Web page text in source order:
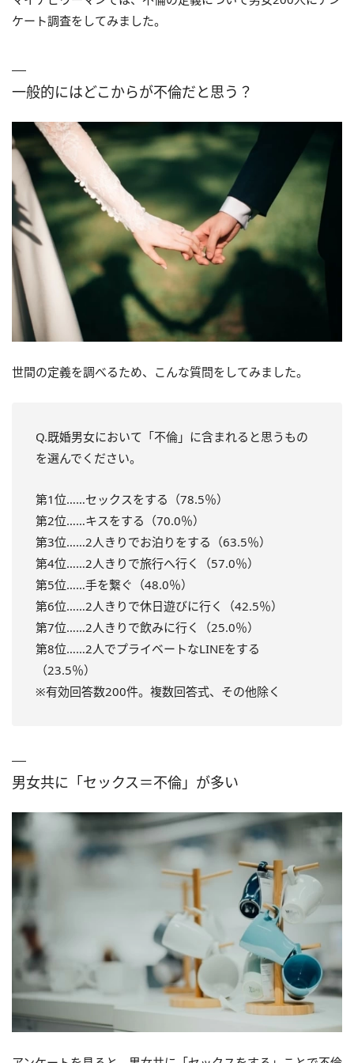
ケート調査をしてみました。
一般的にはどこからが不倫だと思う？
世間の定義を調べるため、こんな質問をしてみました。
Q.既婚男女において「不倫」に含まれると思うもの
を選んでください。
第1位……セックスをする（78.5％）
第2位……キスをする（70.0％）
第3位……2人きりでお泊りをする（63.5％）
第4位……2人きりで旅行へ行く（57.0％）
第5位……手を繋ぐ（48.0％）
第6位……2人きりで休日遊びに行く（42.5％）
第7位……2人きりで飲みに行く（25.0％）
第8位……2人でプライベートなLINEをする
（23.5％）
※有効回答数200件。複数回答式、その他除く
男女共に「セックス＝不倫」が多い